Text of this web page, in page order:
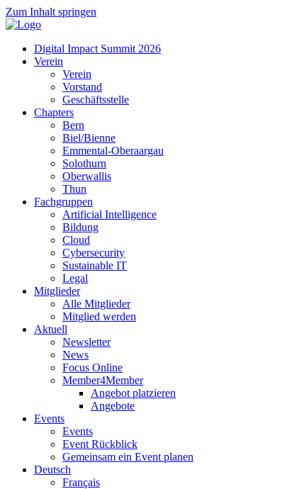
Zum Inhalt springen
Digital Impact Summit 2026
Verein
Verein
Vorstand
Geschäftsstelle
Chapters
Bern
Biel/Bienne
Emmental-Oberaargau
Solothurn
Oberwallis
Thun
Fachgruppen
Artificial Intelligence
Bildung
Cloud
Cybersecurity
Sustainable IT
Legal
Mitglieder
Alle Mitglieder
Mitglied werden
Aktuell
Newsletter
News
Focus Online
Member4Member
Angebot platzieren
Angebote
Events
Events
Event Rückblick
Gemeinsam ein Event planen
Deutsch
Français